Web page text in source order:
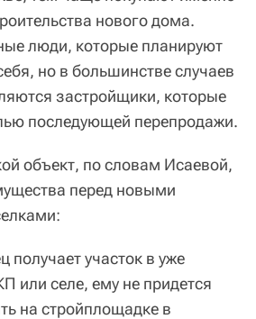
нового дома.
люди, которые планируют
но в большинстве случаев
застройщики, которые
последующей перепродажи.
объект, по словам Исаевой,
перед новыми
получает участок в уже
или селе, ему не придется
на стройплощадке в